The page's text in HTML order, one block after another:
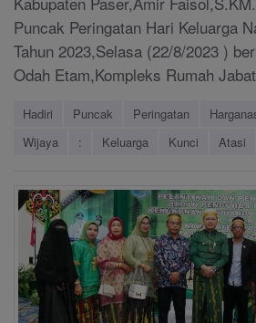
Puncak Peringatan Hari Keluarga
Tahun 2023,Selasa (22/8/2023 )
Odah Etam,Kompleks Rumah
Hadiri Puncak Peringatan
Wijaya
: Keluarga Kunci Atasi